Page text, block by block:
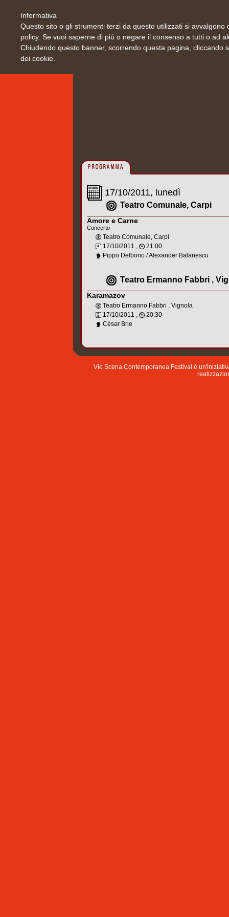
17/10/2011, lunedì
Teatro Comunale, Carpi
Amore e Carne
Concerto
Teatro Comunale, Carpi
17/10/2011 ,
21:00
Pippo Delbono / Alexander Balanescu
Teatro Ermanno Fabbri ,
Karamazov
Teatro Ermanno Fabbri , Vignola
17/10/2011 ,
20:30
César Brie
Vie Scena Contemporanea Festival è
Informativa
Questo sito o gli strumenti terzi da questo utilizzati si
policy. Se vuoi saperne di più o negare il consenso a tutti o ad
Chiudendo questo banner, scorrendo questa pagina, cliccando
dei cookie.